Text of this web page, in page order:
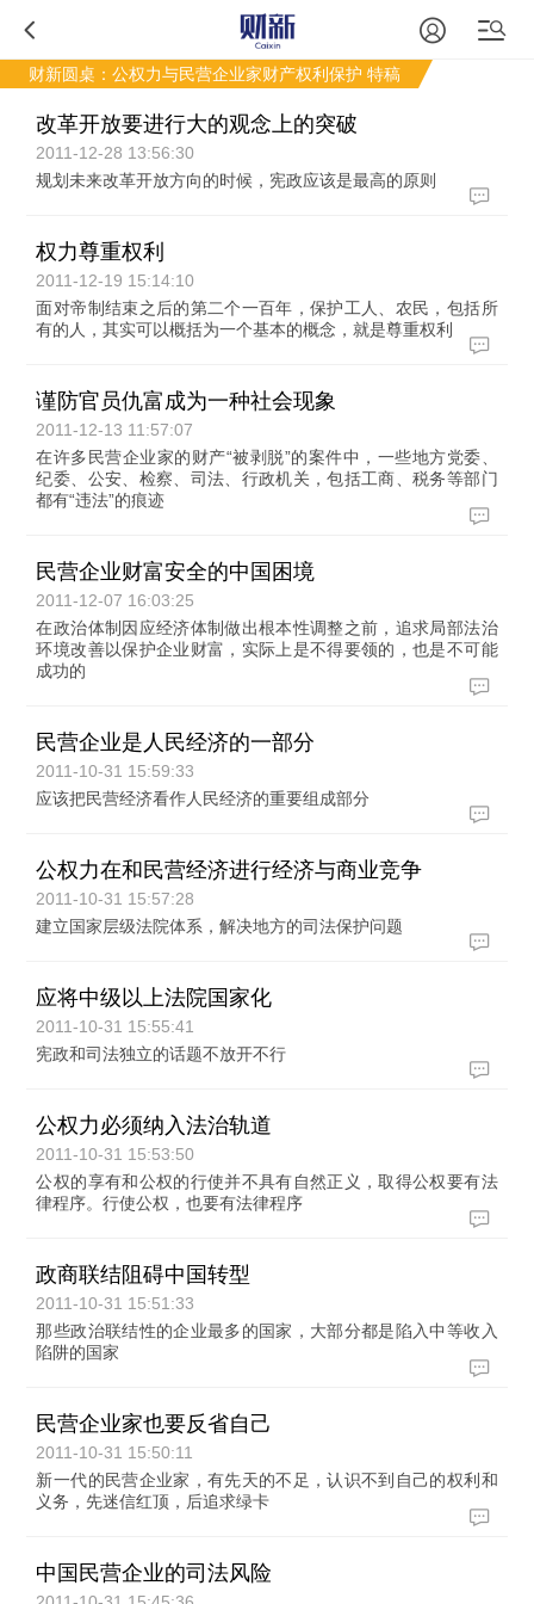
财新圆桌：公权力与民营企业家财产权利保护 特稿
改革开放要进行大的观念上的突破
2011-12-28 13:56:30
规划未来改革开放方向的时候，宪政应该是最高的原则
权力尊重权利
2011-12-19 15:14:10
面对帝制结束之后的第二个一百年，保护工人、农民，包括所
有的人，其实可以概括为一个基本的概念，就是尊重权利
谨防官员仇富成为一种社会现象
2011-12-13 11:57:07
在许多民营企业家的财产“被剥脱”的案件中，一些地方党委、
纪委、公安、检察、司法、行政机关，包括工商、税务等部门
都有“违法”的痕迹
民营企业财富安全的中国困境
2011-12-07 16:03:25
在政治体制因应经济体制做出根本性调整之前，追求局部法治
环境改善以保护企业财富，实际上是不得要领的，也是不可能
成功的
民营企业是人民经济的一部分
2011-10-31 15:59:33
应该把民营经济看作人民经济的重要组成部分
公权力在和民营经济进行经济与商业竞争
2011-10-31 15:57:28
建立国家层级法院体系，解决地方的司法保护问题
应将中级以上法院国家化
2011-10-31 15:55:41
宪政和司法独立的话题不放开不行
公权力必须纳入法治轨道
2011-10-31 15:53:50
公权的享有和公权的行使并不具有自然正义，取得公权要有法
律程序。行使公权，也要有法律程序
政商联结阻碍中国转型
2011-10-31 15:51:33
那些政治联结性的企业最多的国家，大部分都是陷入中等收入
陷阱的国家
民营企业家也要反省自己
2011-10-31 15:50:11
新一代的民营企业家，有先天的不足，认识不到自己的权利和
义务，先迷信红顶，后追求绿卡
中国民营企业的司法风险